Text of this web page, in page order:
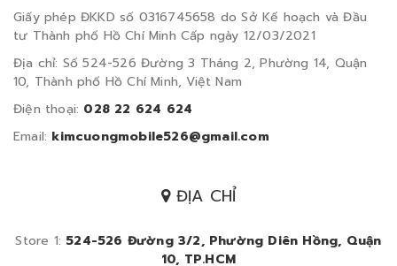
Giấy phép ĐKKD số 0316745658 do Sở Kế hoạch và Đầu
tư Thành phố Hồ Chí Minh Cấp ngày 12/03/2021
Địa chỉ: Số 524-526 Đường 3 Tháng 2, Phường 14, Quận
10, Thành phố Hồ Chí Minh, Việt Nam
Điện thoại: 028 22 624 624
Email: kimcuongmobile526@gmail.com
ĐỊA CHỈ
Store 1: 524-526 Đường 3/2, Phường Diên Hồng, Quận
10, TP.HCM